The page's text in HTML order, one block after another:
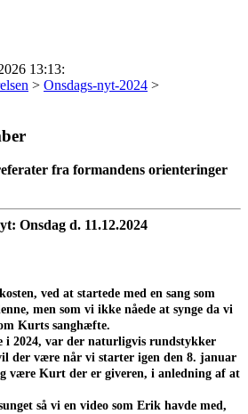
13:13:
> Onsdags-nyt-2024 >
fra formandens orienteringer
Onsdag d. 11.12.2024
ved at startede med en sang som
men som vi ikke nåede at synge da vi
Kurts sanghæfte.
i 2024, var der naturligvis rundstykker
der være når vi starter igen den 8. januar
være Kurt der er giveren, i anledning af at
så vi en video som Erik havde med,